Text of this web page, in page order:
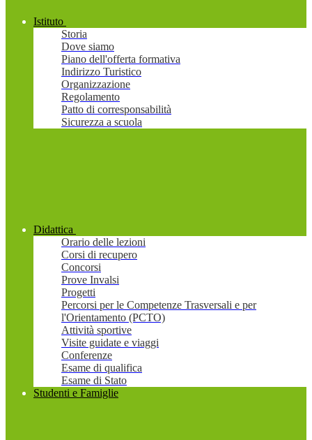
Istituto
Storia
Dove siamo
Piano dell'offerta formativa
Indirizzo Turistico
Organizzazione
Regolamento
Patto di corresponsabilità
Sicurezza a scuola
Didattica
Orario delle lezioni
Corsi di recupero
Concorsi
Prove Invalsi
Progetti
Percorsi per le Competenze Trasversali e per
l'Orientamento (PCTO)
Attività sportive
Visite guidate e viaggi
Conferenze
Esame di qualifica
Esame di Stato
Studenti e Famiglie